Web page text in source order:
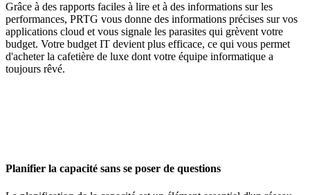
Grâce à des rapports faciles à lire et à des informations sur les
performances, PRTG vous donne des informations précises sur vos
applications cloud et vous signale les parasites qui grèvent votre
budget. Votre budget IT devient plus efficace, ce qui vous permet
d'acheter la cafetière de luxe dont votre équipe informatique a
toujours rêvé.
Planifier la capacité sans se poser de questions